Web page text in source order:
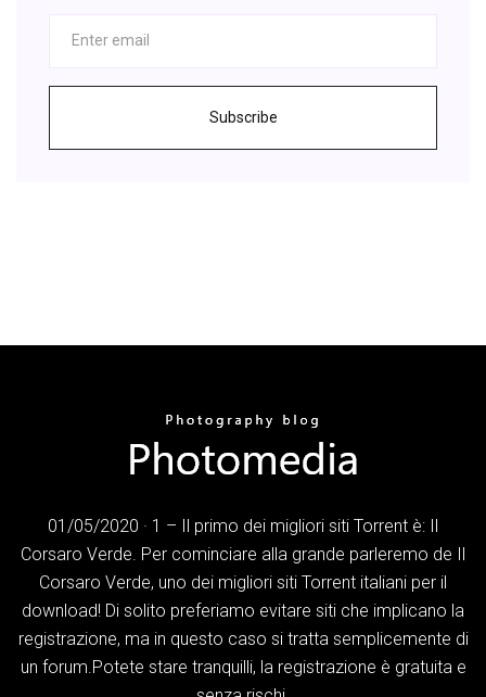
Subscribe
01/05/2020 · 1 – Il primo dei migliori siti Torrent è: Il
Corsaro Verde. Per cominciare alla grande parleremo de Il
Corsaro Verde, uno dei migliori siti Torrent italiani per il
download! Di solito preferiamo evitare siti che implicano la
registrazione, ma in questo caso si tratta semplicemente di
un forum.Potete stare tranquilli, la registrazione è gratuita e